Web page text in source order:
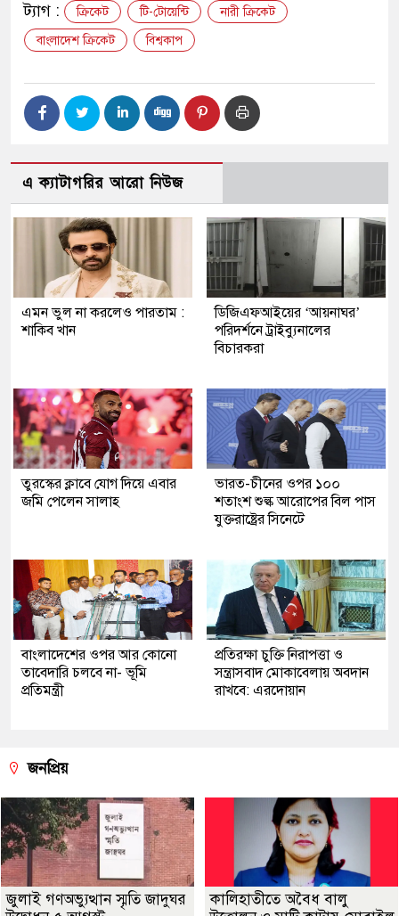
ট্যাগ : ক্রিকেট টি-টোয়েন্টি
নারী ক্রিকেট
বাংলাদেশ ক্রিকেট
বিশ্বকাপ
এ ক্যাটাগরির আরো নিউজ
এমন ভুল না করলেও পারতাম :
শাকিব খান
ডিজিএফআইয়ের ‘আয়নাঘর’
পরিদর্শনে ট্রাইব্যুনালের
বিচারকরা
তুরস্কের ক্লাবে যোগ দিয়ে এবার
জমি পেলেন সালাহ
ভারত-চীনের ওপর ১০০
শতাংশ শুল্ক আরোপের বিল পাস
যুক্তরাষ্ট্রের সিনেটে
বাংলাদেশের ওপর আর কোনো
তাবেদারি চলবে না- ভূমি
প্রতিমন্ত্রী
প্রতিরক্ষা চুক্তি নিরাপত্তা ও
সন্ত্রাসবাদ মোকাবেলায় অবদান
রাখবে: এরদোয়ান
জনপ্রিয়
জুলাই গণঅভ্যুত্থান স্মৃতি জাদুঘর
কালিহাতীতে অবৈধ বালু